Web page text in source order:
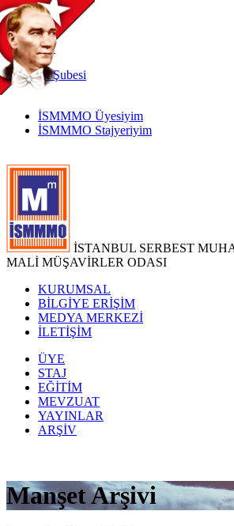
TR
|
EN
İnternetŞubesi
İSMMMO Üyesiyim
İSMMMO Stajyeriyim
İSTANBUL SERBEST
MALİ MÜŞAVİRLER ODASI
KURUMSAL
BİLGİYE ERİŞİM
MEDYA MERKEZİ
İLETİŞİM
ÜYE
STAJ
EĞİTİM
MEVZUAT
YAYINLAR
ARŞİV
Manşet Arşivi